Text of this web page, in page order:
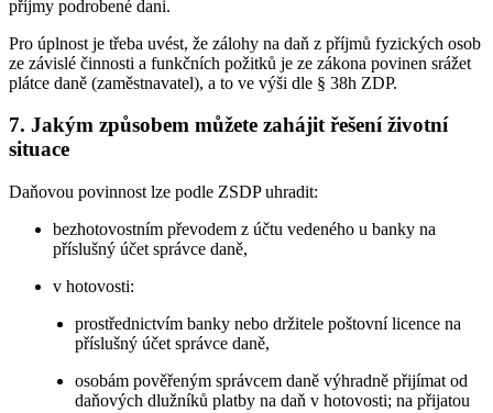
příjmy podrobené dani.
Pro úplnost je třeba uvést, že zálohy na daň z příjmů fyzických osob
ze závislé činnosti a funkčních požitků je ze zákona povinen srážet
plátce daně (zaměstnavatel), a to ve výši dle § 38h ZDP.
7. Jakým způsobem můžete zahájit řešení životní
situace
Daňovou povinnost lze podle ZSDP uhradit:
bezhotovostním převodem z účtu vedeného u banky na
příslušný účet správce daně,
v hotovosti:
prostřednictvím banky nebo držitele poštovní licence na
příslušný účet správce daně,
osobám pověřeným správcem daně výhradně přijímat od
daňových dlužníků platby na daň v hotovosti; na přijatou